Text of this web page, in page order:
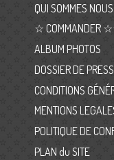
QUI SOMMES NOUS
☆ COMMANDER
ALBUM PHOTOS
DOSSIER DE
CONDITIONS
MENTIONS
POLITIQUE DE
PLAN du SITE